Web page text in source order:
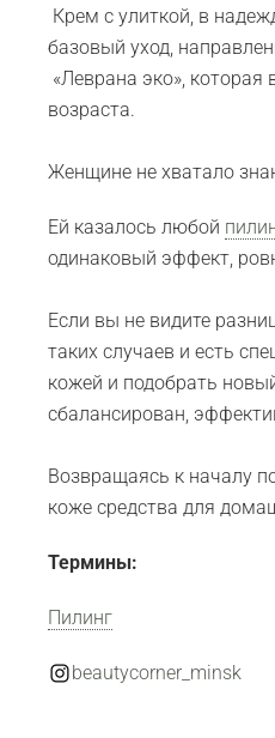
Крем с улиткой, в
базовый уход,
«Леврана эко»,
возраста.
Женщине не хватало
Ей казалось любой
одинаковый эффект,
Если вы не видите
таких случаев и есть
кожей и подобрать
сбалансирован,
Возвращаясь к началу
коже средства для
Термины:
Пилинг
beautycorner_minsk